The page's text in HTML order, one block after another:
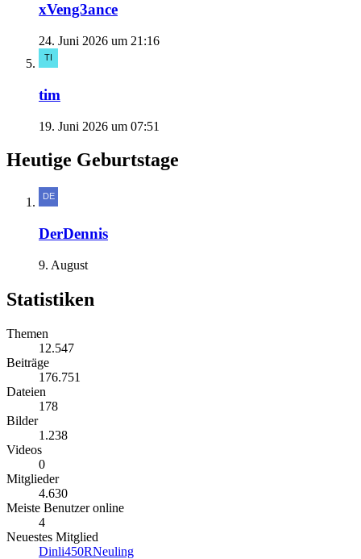
xVeng3ance
24. Juni 2026 um 21:16
tim
19. Juni 2026 um 07:51
Heutige Geburtstage
DerDennis
9. August
Statistiken
Themen
12.547
Beiträge
176.751
Dateien
178
Bilder
1.238
Videos
0
Mitglieder
4.630
Meiste Benutzer online
4
Neuestes Mitglied
Dinli450RNeuling